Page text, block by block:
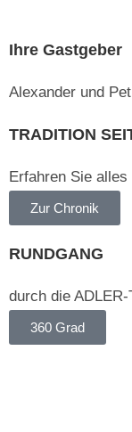
Ihre Gastgeber
Alexander und
TRADITION
Erfahren Sie
Zur Chronik
RUNDGANG
durch die ADLER-
360 Grad